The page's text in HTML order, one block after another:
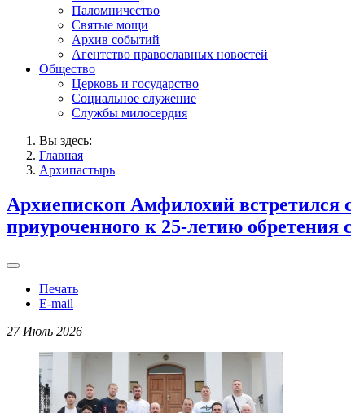
Паломничество
Святые мощи
Архив событий
Агентство православных новостей
Общество
Церковь и государство
Социальное служение
Службы милосердия
Вы здесь:
Главная
Архипастырь
Архиепископ Амфилохий встретился
приуроченного к 25-летию
Печать
E-mail
27 Июль 2026